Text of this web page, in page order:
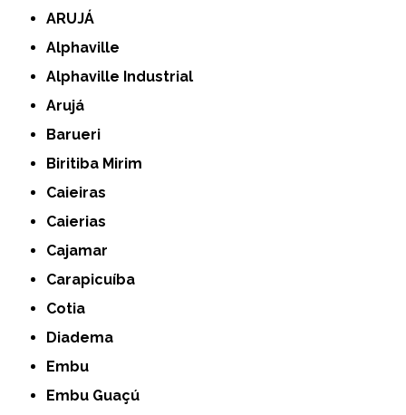
ARUJÁ
Alphaville
Alphaville Industrial
Arujá
Barueri
Biritiba Mirim
Caieiras
Caierias
Cajamar
Carapicuíba
Cotia
Diadema
Embu
Embu Guaçú